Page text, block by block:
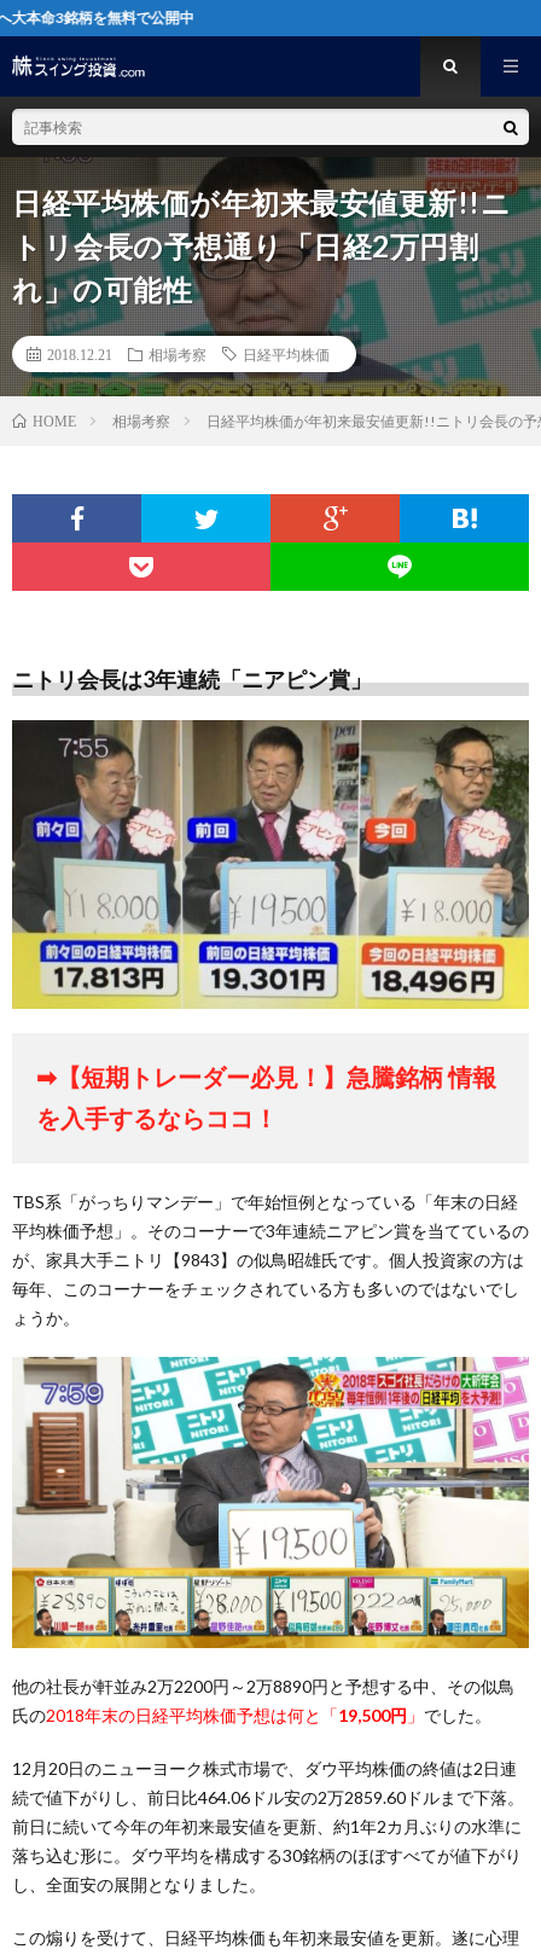
無料で公開中
日経平均株価が年初来最安値更新!!ニ
トリ会長の予想通り「日経2万円割
れ」の可能性
2018.12.21 相場考察 日経平均株価
HOME 相場考察 日経平均株価が年初来最安値更新!!ニトリ会長の
ニトリ会長は3年連続「ニアピン賞」
➡【短期トレーダー必見！】急騰銘柄 情報
を入手するならココ！
TBS系「がっちりマンデー」で年始恒例となっている「年末の日経
平均株価予想」。そのコーナーで3年連続ニアピン賞を当てているの
が、家具大手ニトリ【9843】の似鳥昭雄氏です。個人投資家の方は
毎年、このコーナーをチェックされている方も多いのではないでし
ょうか。
他の社長が軒並み2万2200円～2万8890円と予想する中、その似鳥
氏の2018年末の日経平均株価予想は何と「19,500円 」 でした。
12月20日のニューヨーク株式市場で、ダウ平均株価の終値は2日連
続で値下がりし、前日比464.06ドル安の2万2859.60ドルまで下落。
前日に続いて今年の年初来最安値を更新、約1年2カ月ぶりの水準に
落ち込む形に。ダウ平均を構成する30銘柄のほぼすべてが値下がり
し、全面安の展開となりました。
この煽りを受けて、日経平均株価も年初来最安値を更新。遂に心理